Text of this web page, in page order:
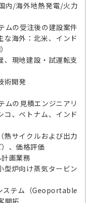
内/海外地熱発電/火力
ムの受注後の建設案件
な海外：北米、インド
、現地建設・試運転支
術開発
ムの見積エンジニアリ
コ、ベトナム、インド
熱サイクルおよび出力
、価格評価
画業務
型炉向け蒸気タービン
ステム（Geoportable